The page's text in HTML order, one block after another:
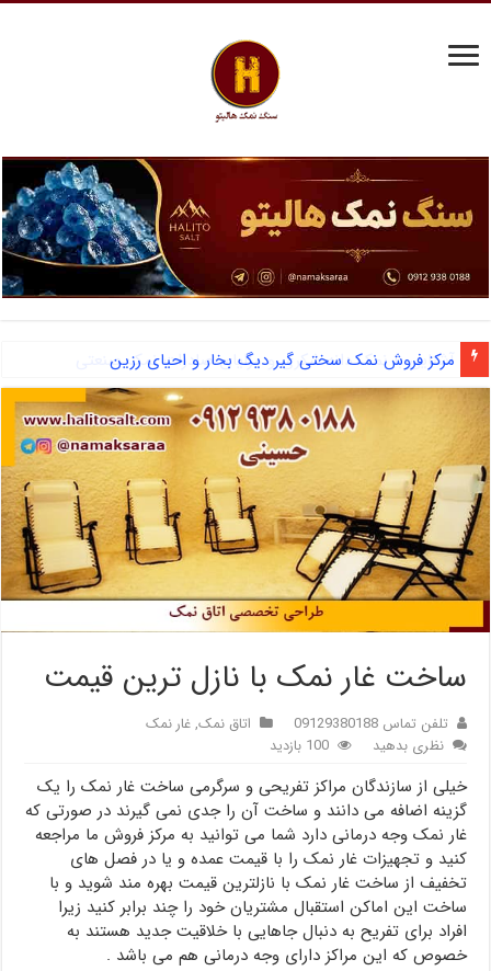
مرکز فروش نمک سختی گیر دیگ بخار و احیای رزین
ساخت غار نمک با نازل ترین قیمت
تلفن تماس 09129380188 اتاق نمک,غار نمک
نظری بدهید
100 بازدید
خیلی از سازندگان مراکز تفریحی و سرگرمی ساخت غار نمک را یک
گزینه اضافه می دانند و ساخت آن را جدی نمی گیرند در صورتی که
غار نمک وجه درمانی دارد شما می توانید به مرکز فروش ما مراجعه
کنید و تجهیزات غار نمک را با قیمت عمده و یا در فصل های
تخفیف از ساخت غار نمک با نازلترین قیمت بهره مند شوید و با
ساخت این اماکن استقبال مشتریان خود را چند برابر کنید زیرا
افراد برای تفریح به دنبال جاهایی با خلاقیت جدید هستند به
خصوص که این مراکز دارای وجه درمانی هم می باشد .